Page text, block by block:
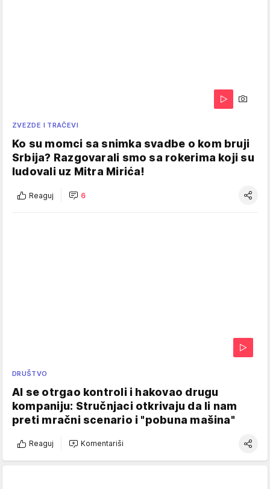
ZVEZDE I TRAČEVI
Ko su momci sa snimka svadbe o kom bruji
Srbija? Razgovarali smo sa rokerima koji su
ludovali uz Mitra Mirića!
Reaguj 6
DRUŠTVO
AI se otrgao kontroli i hakovao drugu
kompaniju: Stručnjaci otkrivaju da li nam
preti mračni scenario i "pobuna mašina"
Reaguj Komentariši